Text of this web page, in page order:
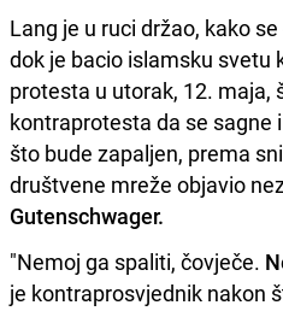
Lang je u ruci držao, kako
dok je bacio islamsku svetu
protesta u utorak, 12. maja,
kontraprotesta da se sagne
što bude zapaljen, prema
društvene mreže objavio
Gutenschwager.
"Nemoj ga spaliti, čovječe.
je kontraprosvjednik nakon